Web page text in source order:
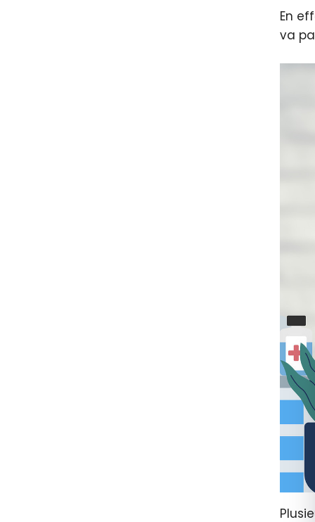
En
va